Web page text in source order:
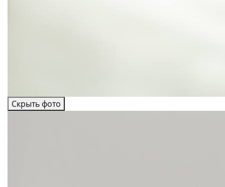
Скрыть фото